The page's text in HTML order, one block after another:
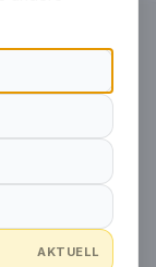
AKTUELL
GmbH